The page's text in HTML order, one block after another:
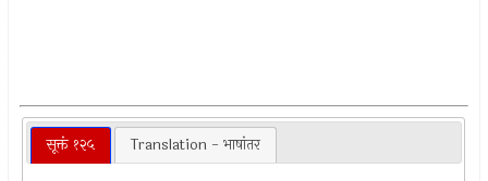
सूक्तं १२५ Translation - भाषांतर